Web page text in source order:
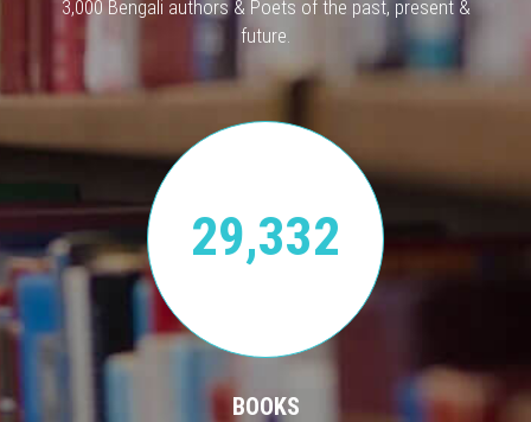
3,000 Bengali authors & Poets of the past, present &
future.
29,332
BOOKS